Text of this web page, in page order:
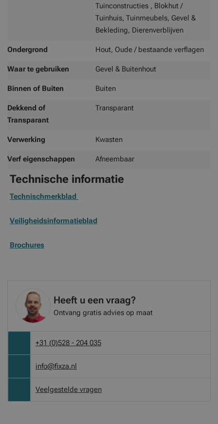
Tuinconstructies , Blokhut /
Tuinhuis, Tuinmeubels, Gevel &
Bekleding, Dierenverblijven
Ondergrond Hout, Oude / bestaande verflagen
Waar te gebruiken Gevel & Buitenhout
Binnen of Buiten Buiten
Dekkend of
Transparant
Transparant
Verwerking Kwasten
Verf eigenschappen Afneembaar
Technische informatie
Technischmerkblad
Veiligheidsinformatieblad
Brochures
Heeft u een vraag?
Ontvang gratis advies op maat
+31 (0)528 - 204 035
info@fixza.nl
Veelgestelde vragen